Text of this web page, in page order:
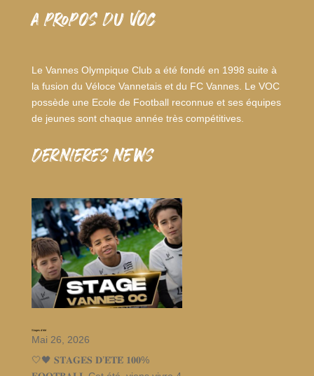
A PROPOS DU VOC
Le Vannes Olympique Club a été fondé en 1998 suite à
la fusion du Véloce Vannetais et du FC Vannes. Le VOC
possède une Ecole de Football reconnue et ses équipes
de jeunes sont chaque année très compétitives.
dernieres news
Stages d’été
Mai 26, 2026
🤍🖤 𝐒𝐓𝐀𝐆𝐄𝐒 𝐃’𝐄́𝐓𝐄́ 𝟏𝟎𝟎%